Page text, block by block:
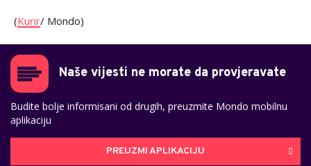
(Kurir/ Mondo)
Naše vijesti ne morate da provjeravate
Budite bolje informisani od drugih, preuzmite Mondo mobilnu
aplikaciju
PREUZMI APLIKACIJU